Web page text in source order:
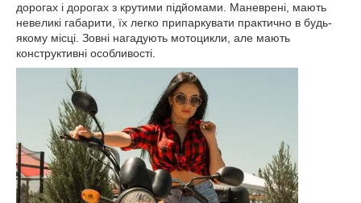
дорогах і дорогах з крутими підйомами. Маневрені, мають
невеликі габарити, їх легко припаркувати практично в будь-
якому місці. Зовні нагадують мотоцикли, але мають
конструктивні особливості.